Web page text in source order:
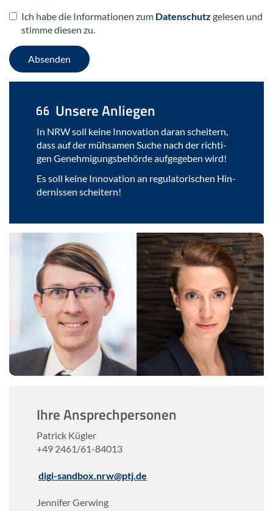
Ich habe die Informationen zum Datenschutz gelesen und
stimme diesen zu.
Absenden
Un­se­re An­lie­gen
In NRW soll keine In­no­va­ti­on daran schei­tern,
dass auf der müh­sa­men Suche nach der rich­ti­
gen Ge­neh­mi­gungs­be­hör­de auf­ge­ge­ben wird!
Es soll keine In­no­va­ti­on an re­gu­la­to­ri­schen Hin­
der­nis­sen schei­tern!
Ihre An­sprech­per­so­nen
Pa­trick Küg­ler
+49 2461/61-​84013
digi-​sandbox.nrw@ptj.de
Jen­ni­fer Gerwing